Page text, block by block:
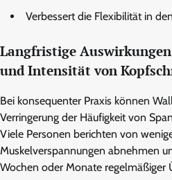
Verbessert die Flexibilität in
Langfristige
und Intensität von
Bei konsequenter Praxis können
Verringerung der Häufigkeit von
Viele Personen berichten von
Muskelverspannungen abnehmen
Wochen oder Monate regelmäßiger